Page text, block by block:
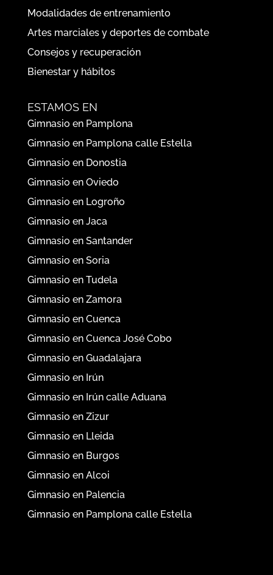
Modalidades de entrenamiento
Artes marciales y deportes de combate
Consejos y recuperación
Bienestar y hábitos
ESTAMOS EN
Gimnasio en Pamplona
Gimnasio en Pamplona calle Estella
Gimnasio en Donostia
Gimnasio en Oviedo
Gimnasio en Logroño
Gimnasio en Jaca
Gimnasio en Santander
Gimnasio en Soria
Gimnasio en Tudela
Gimnasio en Zamora
Gimnasio en Cuenca
Gimnasio en Cuenca José Cobo
Gimnasio en Guadalajara
Gimnasio en Irún
Gimnasio en Irún calle Aduana
Gimnasio en Zizur
Gimnasio en Lleida
Gimnasio en Burgos
Gimnasio en Alcoi
Gimnasio en Palencia
Gimnasio en Pamplona calle Estella